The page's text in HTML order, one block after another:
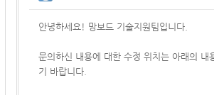
안녕하세요! 망보드 기술지원팀입니다.
문의하신 내용에 대한 수정 위치는 아래의 내
기 바랍니다.